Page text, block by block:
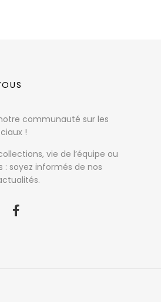
communauté sur les
!
vie de l’équipe ou
: soyez informés de nos